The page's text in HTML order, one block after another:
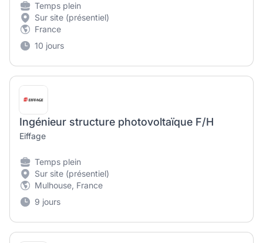
Temps plein
Sur site (présentiel)
France
10 jours
Ingénieur structure photovoltaïque F/H
Eiffage
Temps plein
Sur site (présentiel)
Mulhouse, France
9 jours